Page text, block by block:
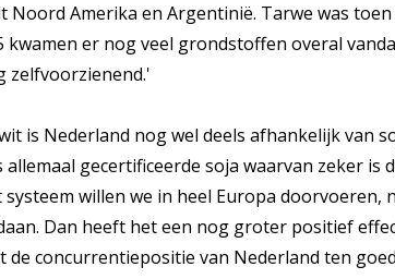
Noord Amerika en Argentinië. Tarwe was
kwamen er nog veel grondstoffen overal
zelfvoorzienend.'
is Nederland nog wel deels afhankelijk van
allemaal gecertificeerde soja waarvan zeker is
systeem willen we in heel Europa doorvoeren,
Dan heeft het een nog groter positief
de concurrentiepositie van Nederland ten